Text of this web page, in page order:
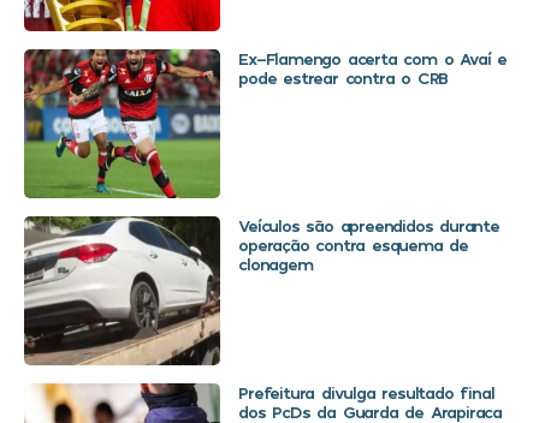
Ex-Flamengo acerta com o Avaí e
pode estrear contra o CRB
Veículos são apreendidos durante
operação contra esquema de
clonagem
Prefeitura divulga resultado final
dos PcDs da Guarda de Arapiraca